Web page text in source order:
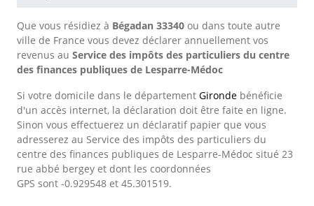
Que vous résidiez à Bégadan 33340 ou dans toute autre
ville de France vous devez déclarer annuellement vos
revenus au Service des impôts des particuliers du centre
des finances publiques de Lesparre-Médoc
Si votre domicile dans le département Gironde bénéficie
d'un accès internet, la déclaration doit être faite en ligne.
Sinon vous effectuerez un déclaratif papier que vous
adresserez au Service des impôts des particuliers du
centre des finances publiques de Lesparre-Médoc situé 23
rue abbé bergey et dont les coordonnées
GPS sont -0.929548 et 45.301519.